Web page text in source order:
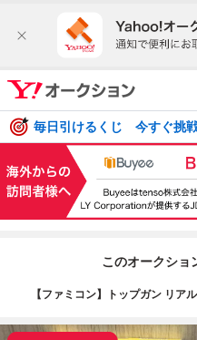
毎日引けるくじ 今すぐ挑
このオークショ
【ファミコン】トップガン リア